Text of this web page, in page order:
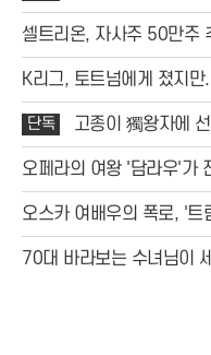
전' 선포
셀트리온, 자사주 50만주
K리그, 토트넘에게 졌지
다"
단독 고종이 獨왕자에
오페라의 여왕 '담라우'가
오스카 여배우의 폭로, '
밝혀진 충격 스캔들
70대 바라보는 수녀님이